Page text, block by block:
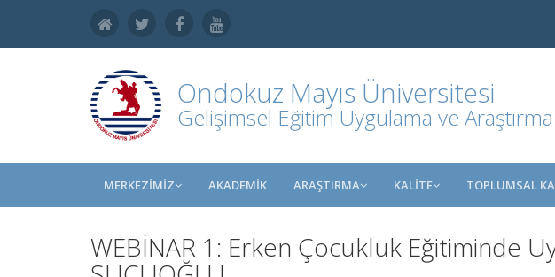
Ondokuz Mayıs Üniversitesi
Gelişimsel Eğitim Uygulama ve
MERKEZİMİZ AKADEMİK ARAŞTIRMA KALİTE TOPLUMSAL
WEBİNAR 1: Erken Çocukluk Eğitiminde